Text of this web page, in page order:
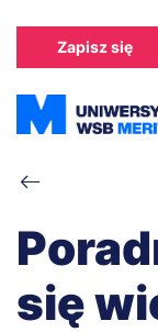
treści
Zapisz się
Ścieżka
się